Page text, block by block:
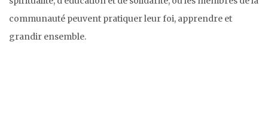
communauté peuvent pratiquer leur foi, apprendre et
grandir ensemble.